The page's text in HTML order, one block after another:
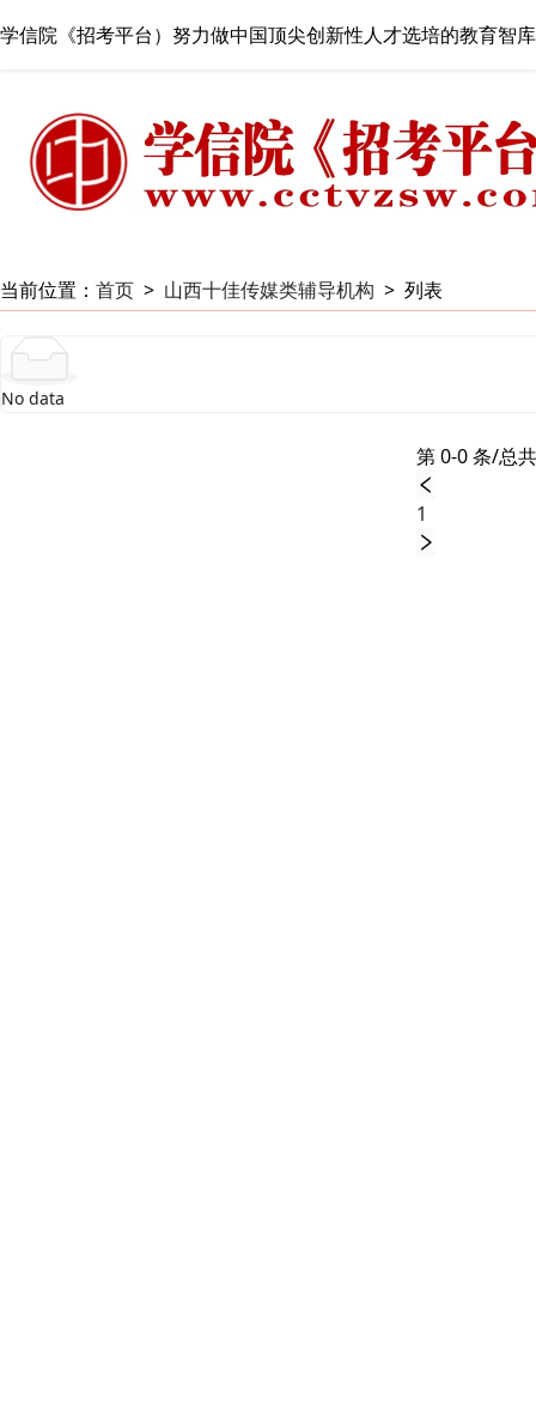
学信院《招考平台）努力做中国顶尖创新性人才选培的教育智库
当前位置： 首页 > 山西十佳传媒类辅导机构 > 列表
No data
第 0-0 条/总
1